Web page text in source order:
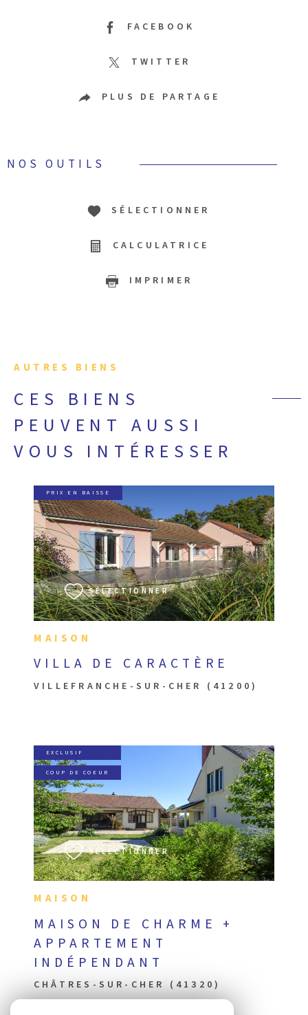
FACEBOOK
TWITTER
PLUS DE PARTAGE
NOS OUTILS
SÉLECTIONNER
CALCULATRICE
IMPRIMER
AUTRES BIENS
CES BIENS
PEUVENT AUSSI
VOUS INTÉRESSER
MAISON
VILLA DE CARACTÈRE
VILLEFRANCHE-SUR-CHER (41200)
PRIX EN BAISSE
SÉLECTIONNER
VOIR LE BIEN
MAISON
MAISON DE CHARME +
APPARTEMENT
INDÉPENDANT
CHÂTRES-SUR-CHER (41320)
EXCLUSIF
COUP DE COEUR
SÉLECTIONNER
VOIR LE BIEN